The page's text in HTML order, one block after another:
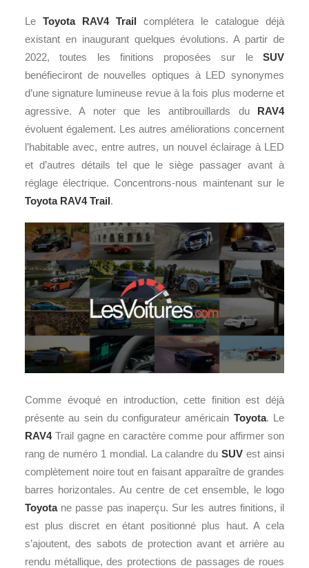
Le ToyotaRAV4 Trail complétera le catalogue déjà
existant en inaugurant quelques évolutions. A partir de
2022, toutes les finitions proposées sur le SUV
benéfieciront de nouvelles optiques à LED synonymes
d’une signature lumineuse revue à la fois plus moderne et
agressive. A noter que les antibrouillards du RAV4
évoluent également. Les autres améliorations concernent
l’habitable avec, entre autres, un nouvel éclairage à LED
et d’autres détails tel que le siège passager avant à
réglage électrique. Concentrons-nous maintenant sur le
Toyota RAV4 Trail.
Comme évoqué en introduction, cette finition est déjà
présente au sein du configurateur américain Toyota. Le
RAV4Trail gagne en caractère comme pour affirmer son
rang de numéro 1 mondial. La calandre duSUV est ainsi
complètement noire tout en faisant apparaître de grandes
barres horizontales. Au centre de cet ensemble, le logo
Toyotane passe pas inaperçu. Sur les autres finitions, il
est plus discret en étant positionné plus haut. A cela
s’ajoutent, des sabots de protection avant et arrière au
rendu métallique, des protections de passages de roues